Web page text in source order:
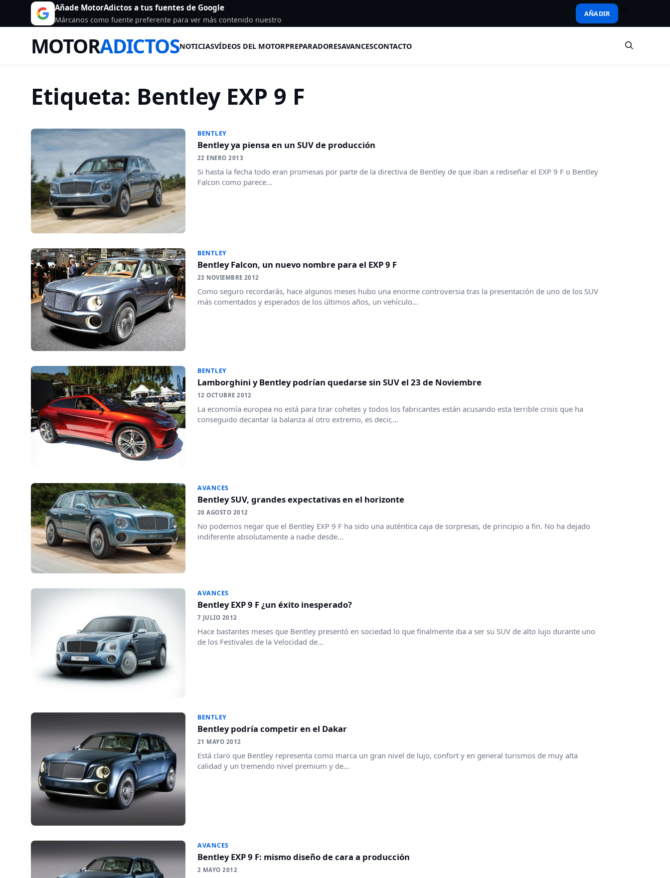
Añade MotorAdictos a tus fuentes de Google
Márcanos como fuente preferente para ver más contenido nuestro
AÑADIR
MOTORADICTOSNOTICIASVÍDEOS DEL MOTORPREPARADORESAVANCESCONTACTO
Etiqueta: Bentley EXP 9 F
BENTLEY
Bentley ya piensa en un SUV de producción
22 ENERO 2013
Si hasta la fecha todo eran promesas por parte de la directiva de Bentley de que iban a rediseñar el EXP 9 F o Bentley
Falcon como parece...
BENTLEY
Bentley Falcon, un nuevo nombre para el EXP 9 F
23 NOVIEMBRE 2012
Como seguro recordarás, hace algunos meses hubo una enorme controversia tras la presentación de uno de los SUV
más comentados y esperados de los últimos años, un vehículo...
BENTLEY
Lamborghini y Bentley podrían quedarse sin SUV el 23 de Noviembre
12 OCTUBRE 2012
La economía europea no está para tirar cohetes y todos los fabricantes están acusando esta terrible crisis que ha
conseguido decantar la balanza al otro extremo, es decir,...
AVANCES
Bentley SUV, grandes expectativas en el horizonte
20 AGOSTO 2012
No podemos negar que el Bentley EXP 9 F ha sido una auténtica caja de sorpresas, de principio a fin. No ha dejado
indiferente absolutamente a nadie desde...
AVANCES
Bentley EXP 9 F ¿un éxito inesperado?
7 JULIO 2012
Hace bastantes meses que Bentley presentó en sociedad lo que finalmente iba a ser su SUV de alto lujo durante uno
de los Festivales de la Velocidad de...
BENTLEY
Bentley podría competir en el Dakar
21 MAYO 2012
Está claro que Bentley representa como marca un gran nivel de lujo, confort y en general turismos de muy alta
calidad y un tremendo nivel premium y de...
AVANCES
Bentley EXP 9 F: mismo diseño de cara a producción
2 MAYO 2012